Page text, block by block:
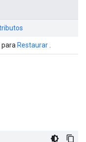
Restaurar